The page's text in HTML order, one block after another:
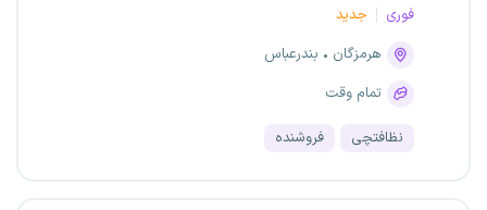
فوری
جدید
هرمزگان
بندرعباس
تمام وقت
نظافتچی فروشنده